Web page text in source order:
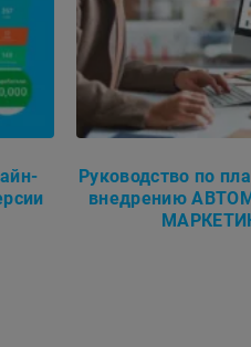
Руководство по
внедрению